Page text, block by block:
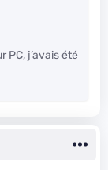
PC, j’avais été